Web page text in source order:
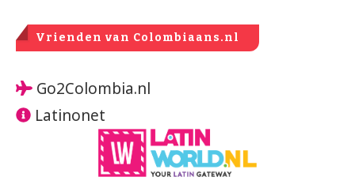
Vrienden van Colombiaans.nl
Go2Colombia.nl
Latinonet